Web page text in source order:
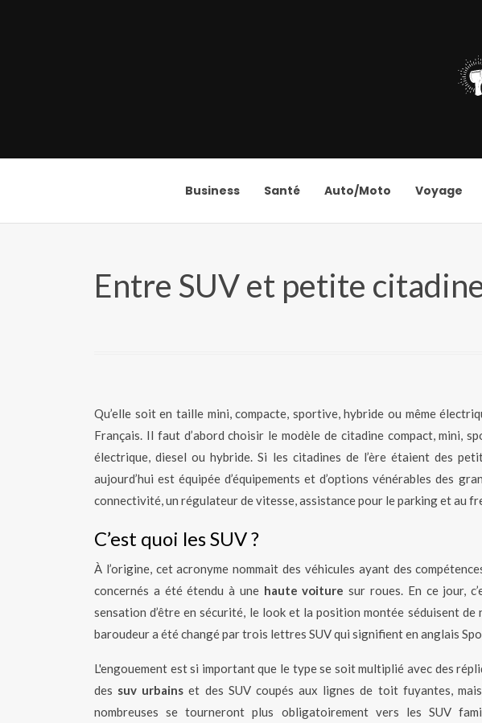
Business Santé Auto/Moto Voyage
Entre SUV et petite
Qu’elle soit en taille mini, compacte, sportive, hybride ou même
Français. Il faut d’abord choisir le modèle de citadine compact, mini,
électrique, diesel ou hybride. Si les citadines de l’ère étaient des
aujourd’hui est équipée d’équipements et d’options vénérables des
connectivité, un régulateur de vitesse, assistance pour le parking et au
C’est quoi les SUV ?
À l’origine, cet acronyme nommait des véhicules ayant des
concernés a été étendu à une haute voiture sur roues. En ce jour,
sensation d’être en sécurité, le look et la position montée séduisent
baroudeur a été changé par trois lettres SUV qui signifient en anglais
L'engouement est si important que le type se soit multiplié avec des
des suv urbains et des SUV coupés aux lignes de toit fuyantes,
nombreuses se tourneront plus obligatoirement vers les SUV